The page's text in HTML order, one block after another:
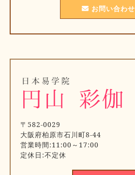
お問い合わせ
〒582-0029
大阪府柏原市石川町8-44
営業時間:11:00～17:00
定休日:不定休